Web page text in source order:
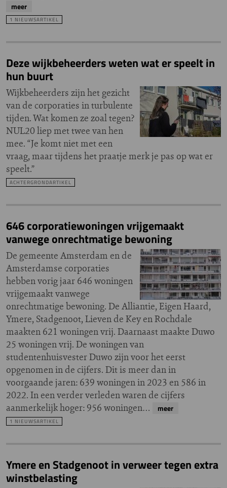
meer
1 NIEUWSARTIKEL
Deze wijkbeheerders weten wat er speelt in
hun buurt
Wijkbeheerders zijn het gezicht
van de corporaties in turbulente
tijden. Wat komen ze zoal tegen?
NUL20 liep met twee van hen
mee. “Je komt niet met een
vraag, maar tijdens het praatje merk je pas op wat er
speelt.”
ACHTERGRONDARTIKEL
646 corporatiewoningen vrijgemaakt
vanwege onrechtmatige bewoning
De gemeente Amsterdam en de
Amsterdamse corporaties
hebben vorig jaar 646 woningen
vrijgemaakt vanwege
onrechtmatige bewoning. De Alliantie, Eigen Haard,
Ymere, Stadgenoot, Lieven de Key en Rochdale
maakten 621 woningen vrij. Daarnaast maakte Duwo
25 woningen vrij. De woningen van
studentenhuisvester Duwo zijn voor het eerst
opgenomen in de cijfers. Dit is meer dan in
voorgaande jaren: 639 woningen in 2023 en 586 in
2022. In een verder verleden waren de cijfers
aanmerkelijk hoger: 956 woningen…
meer
1 NIEUWSARTIKEL
Ymere en Stadgenoot in verweer tegen extra
winstbelasting